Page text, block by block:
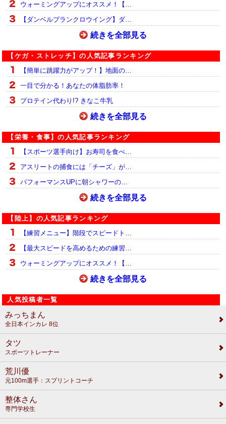
ウォーミングアップにオススメ！【…
【ダンベルプランクロウイング】ダ…
続きを全部見る
【ケガ・ストレッチ】の人気記事ランキング
【簡単に跳躍力がアップ！】地面の…
一目で分かる！あなたの体脂肪率！
プロテイン代わり!? きなこ牛乳
続きを全部見る
【栄養・食事】の人気記事ランキング
【スポーツ選手向け】お寿司を食べ…
アスリートの捕食には「チーズ」が…
パフォーマンスUPに朝シャワーの…
続きを全部見る
【陸上】の人気記事ランキング
【練習メニュー】階段でスピードト…
【最大スピードを高めるための練習…
ウォーミングアップにオススメ！【…
続きを全部見る
人気投稿者一覧
みっちまん
全日本インカレ 8位
タツ
スポーツトレーナー
荒川優
元100m選手：スプリントコーチ
整体さん
専門学校生